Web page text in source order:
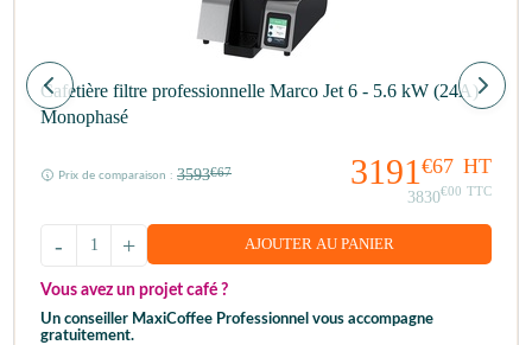
Cafetière filtre professionnelle Marco Jet 6 - 5.6 kW (24A)
Monophasé
3191 €67 HT
3830€00 TTC
Prix de comparaison : 3593€67
+
- AJOUTER AU PANIER
Vous avez un projet café ?
Un conseiller MaxiCoffee Professionnel vous accompagne
gratuitement.